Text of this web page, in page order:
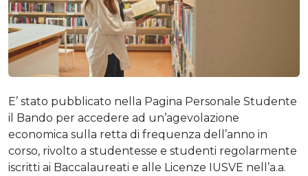
E’ stato pubblicato nella Pagina Personale Studente
il Bando per accedere ad un’agevolazione
economica sulla retta di frequenza dell’anno in
corso, rivolto a studentesse e studenti regolarmente
iscritti ai Baccalaureati e alle Licenze IUSVE nell’a.a.